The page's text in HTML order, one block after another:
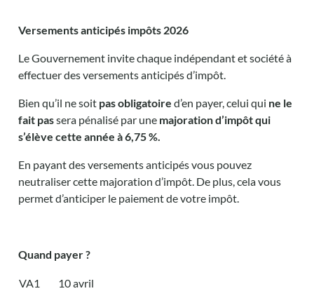
Versements anticipés impôts 2026
Le Gouvernement invite chaque indépendant et société à
effectuer des versements anticipés d’impôt.
Bien qu’il ne soit pas obligatoire d’en payer, celui qui ne le
fait passera pénalisé par une majoration d’impôt qui
s’élève cette année à 6,75 %.
En payant des versements anticipés vous pouvez
neutraliser cette majoration d’impôt. De plus, cela vous
permet d’anticiper le paiement de votre impôt.
Quand payer ?
VA1
10 avril